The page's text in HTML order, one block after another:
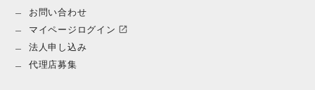
お問い合わせ
マイページログイン
法人申し込み
代理店募集